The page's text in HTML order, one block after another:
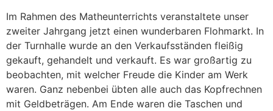
Im Rahmen des Matheunterrichts veranstaltete unser
zweiter Jahrgang jetzt einen wunderbaren Flohmarkt. In
der Turnhalle wurde an den Verkaufsständen fleißig
gekauft, gehandelt und verkauft. Es war großartig zu
beobachten, mit welcher Freude die Kinder am Werk
waren. Ganz nebenbei übten alle auch das Kopfrechnen
mit Geldbeträgen. Am Ende waren die Taschen und